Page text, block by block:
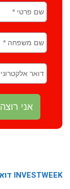
INVESTWEEK דואגים לעתיד שלך!